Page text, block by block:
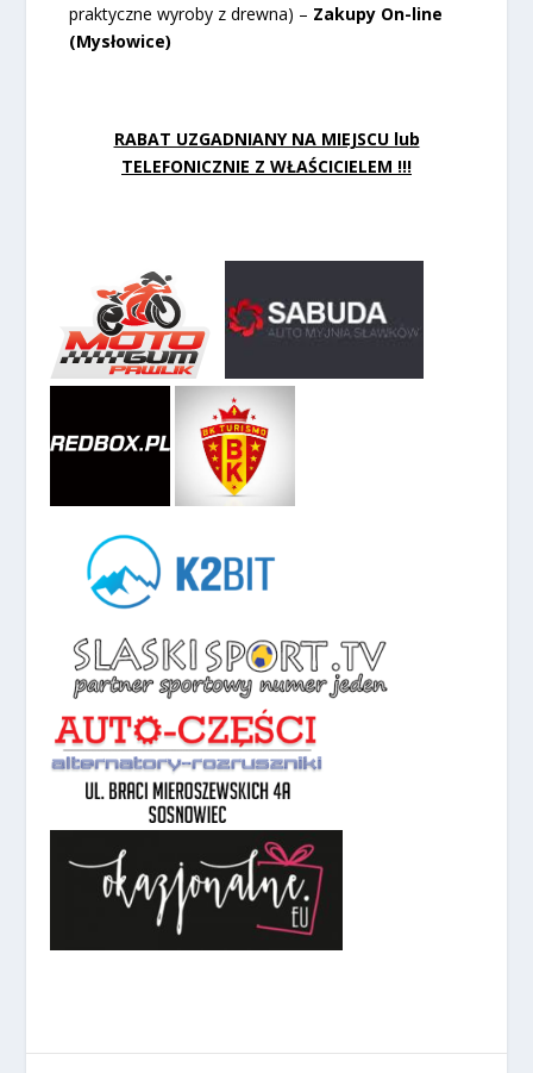
praktyczne wyroby z drewna) – Zakupy On-line
(Mysłowice)
RABAT UZGADNIANY NA MIEJSCU lub
TELEFONICZNIE Z WŁAŚCICIELEM !!!